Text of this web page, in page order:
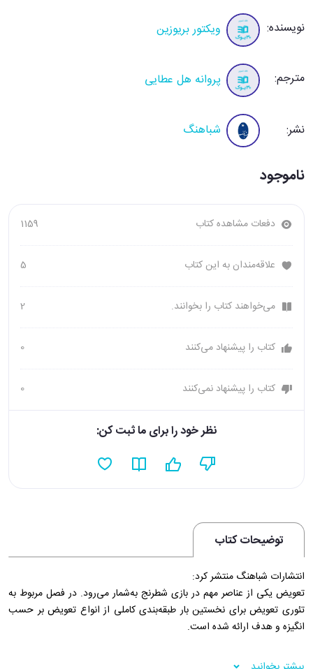
نویسنده: ویکتور بریوزین
مترجم: پروانه هل عطایی
نشر: شباهنگ
ناموجود
دفعات مشاهده کتاب 1159
علاقه‌مندان به این کتاب 5
می‌خواهند کتاب را بخوانند. 2
کتاب را پیشنهاد می‌کنند 0
کتاب را پیشنهاد نمی‌کنند 0
نظر خود را برای ما ثبت کن:
توضیحات کتاب
انتشارات شباهنگ منتشر کرد:
تعویض یکی از عناصر مهم در بازی شطرنج به‌شمار می‌رود. در فصل مربوط به
تئوری تعویض برای نخستین بار طبقه‌بندی کاملی از انواع تعویض بر حسب
انگیزه و هدف ارائه شده است.
پاسخ یکی از بنیادی‌ترین سوالات را در استراتژی شطرنج یعنی «کدام تعویض